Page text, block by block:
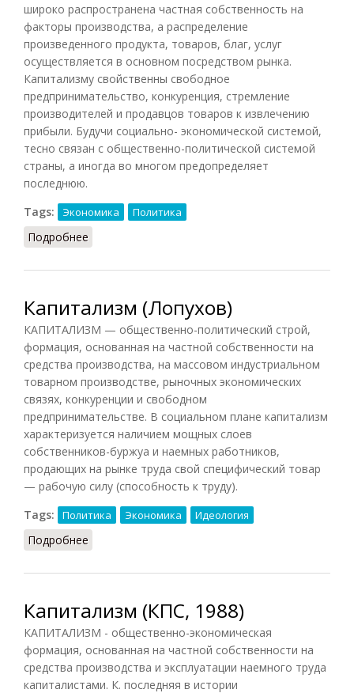
широко распространена частная собственность на
факторы производства, а распределение
произведенного продукта, товаров, благ, услуг
осуществляется в основном посредством рынка.
Капитализму свойственны свободное
предпринимательство, конкуренция, стремление
производителей и продавцов товаров к извлечению
прибыли. Будучи социально- экономической системой,
тесно связан с общественно-политической системой
страны, а иногда во многом предопределяет
последнюю.
Tags:
Экономика Политика
Подробнее
Капитализм (Лопухов)
КАПИТАЛИЗМ — общественно-политический строй,
формация, основанная на частной собственности на
средства производства, на массовом индустриальном
товарном производстве, рыночных экономических
связях, конкуренции и свободном
предпринимательстве. В социальном плане капитализм
характеризуется наличием мощных слоев
собственников-буржуа и наемных работников,
продающих на рынке труда свой специфический товар
— рабочую силу (способность к труду).
Tags:
Политика Экономика Идеология
Подробнее
Капитализм (КПС, 1988)
КАПИТАЛИЗМ - общественно-экономическая
формация, основанная на частной собственности на
средства производства и эксплуатации наемного труда
капиталистами. К. последняя в истории